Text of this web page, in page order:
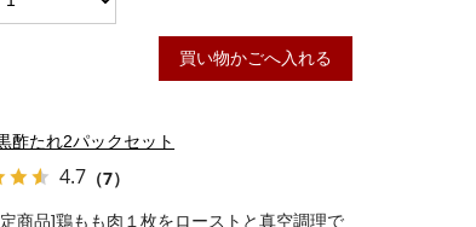
買い物かごへ入れる
酢たれ2パックセット
4.7 （7）
商品]鶏もも肉１枚をローストと真空調理で